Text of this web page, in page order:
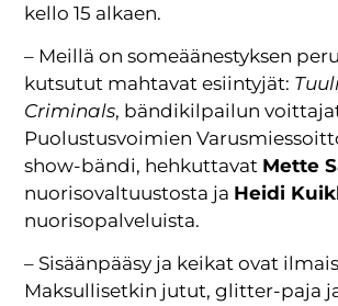
kello 15 alkaen.
– Meillä on someäänestyksen
kutsutut mahtavat esiintyjät:
Criminals, bändikilpailun
Puolustusvoimien
show-bändi, hehkuttavat Mette
nuorisovaltuustosta ja Heidi
nuorisopalveluista.
– Sisäänpääsy ja keikat ovat
Maksullisetkin jutut, glitter-paja